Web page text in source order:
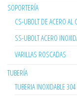
SOPORTERÍA
CS-UBOLT DE ACERO AL
SS-UBOLT ACERO
VARILLAS ROSCADAS
TUBERÍA
TUBERIA INOXIDABLE